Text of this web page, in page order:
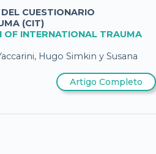
CUESTIONARIO
(CIT)
OF INTERNATIONAL TRAUMA
Hugo Simkin y Susana
Artigo Completo